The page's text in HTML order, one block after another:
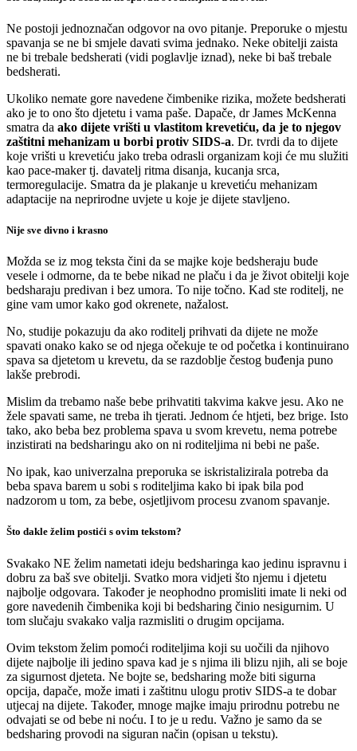
Ne postoji jednoznačan odgovor na ovo pitanje. Preporuke o mjestu
spavanja se ne bi smjele davati svima jednako. Neke obitelji zaista
ne bi trebale bedsherati (vidi poglavlje iznad), neke bi baš trebale
bedsherati.
Ukoliko nemate gore navedene čimbenike rizika, možete bedsherati
ako je to ono što djetetu i vama paše. Dapače, dr James McKenna
smatra da ako dijete vrišti u vlastitom krevetiću, da je to njegov
zaštitni mehanizam u borbi protiv SIDS-a. Dr. tvrdi da to dijete
koje vrišti u krevetiću jako treba odrasli organizam koji će mu služiti
kao pace-maker tj. davatelj ritma disanja, kucanja srca,
termoregulacije. Smatra da je plakanje u krevetiću mehanizam
adaptacije na neprirodne uvjete u koje je dijete stavljeno.
Nije sve divno i krasno
Možda se iz mog teksta čini da se majke koje bedsheraju bude
vesele i odmorne, da te bebe nikad ne plaču i da je život obitelji koje
bedsharaju predivan i bez umora. To nije točno. Kad ste roditelj, ne
gine vam umor kako god okrenete, nažalost.
No, studije pokazuju da ako roditelj prihvati da dijete ne može
spavati onako kako se od njega očekuje te od početka i kontinuirano
spava sa djetetom u krevetu, da se razdoblje čestog buđenja puno
lakše prebrodi.
Mislim da trebamo naše bebe prihvatiti takvima kakve jesu. Ako ne
žele spavati same, ne treba ih tjerati. Jednom će htjeti, bez brige. Isto
tako, ako beba bez problema spava u svom krevetu, nema potrebe
inzistirati na bedsharingu ako on ni roditeljima ni bebi ne paše.
No ipak, kao univerzalna preporuka se iskristalizirala potreba da
beba spava barem u sobi s roditeljima kako bi ipak bila pod
nadzorom u tom, za bebe, osjetljivom procesu zvanom spavanje.
Što dakle želim postići s ovim tekstom?
Svakako NE želim nametati ideju bedsharinga kao jedinu ispravnu i
dobru za baš sve obitelji. Svatko mora vidjeti što njemu i djetetu
najbolje odgovara. Također je neophodno promisliti imate li neki od
gore navedenih čimbenika koji bi bedsharing činio nesigurnim. U
tom slučaju svakako valja razmisliti o drugim opcijama.
Ovim tekstom želim pomoći roditeljima koji su uočili da njihovo
dijete najbolje ili jedino spava kad je s njima ili blizu njih, ali se boje
za sigurnost djeteta. Ne bojte se, bedsharing može biti sigurna
opcija, dapače, može imati i zaštitnu ulogu protiv SIDS-a te dobar
utjecaj na dijete. Također, mnoge majke imaju prirodnu potrebu ne
odvajati se od bebe ni noću. I to je u redu. Važno je samo da se
bedsharing provodi na siguran način (opisan u tekstu).